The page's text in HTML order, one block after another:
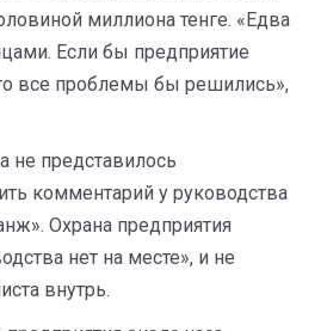
миллиона тенге. «Едва
Если бы предприятие
все проблемы бы решились»,
не представилось
комментарий у руководства
Охрана предприятия
нет на месте», и не
внутрь.